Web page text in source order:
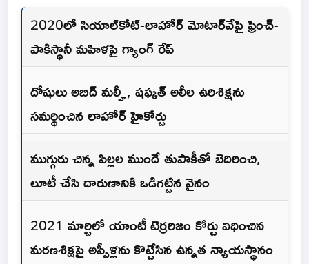
2020లో సియాల్‌కోట్-లాహోర్ మోటార్‌వేపై ఫ్రెంచ్-
పాకిస్థానీ మహిళపై గ్యాంగ్ రేప్
దోషులు అబిద్ మల్హీ, షఫ్కత్ అలీల ఉరిశిక్షను
సమర్థించిన లాహోర్ హైకోర్టు
ముగ్గురు చిన్న పిల్లల ముందే తుపాకీతో బెదిరించి,
లూటీ చేసి దారుణానికి ఒడిగట్టిన వైనం
2021 మార్చిలో యాంటీ టెర్రరిజం కోర్టు విధించిన
మరణశిక్షపై అప్పీళ్లను కొట్టేసిన ఉన్నత న్యాయస్థానం